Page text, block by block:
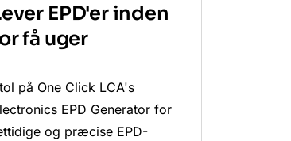
EPD'er inden
få uger
på One Click LCA's
EPD Generator for
og præcise EPD-